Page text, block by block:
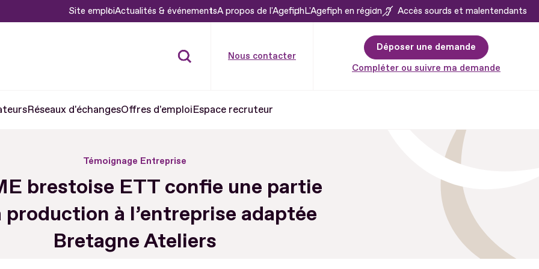
Site emploiActualités & événementsA propos de l'AgefiphL'Agefiph en région Accès sourds et malentendants
Nous contacter
Déposer une demande
Compléter ou suivre ma demande
Réseaux d'échangesOffres d'emploiEspace recruteur
Témoignage Entreprise
brestoise ETT confie une partie
production à l’entreprise adaptée
Bretagne Ateliers